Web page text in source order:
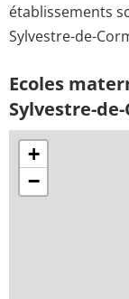
établissements
Sylvestre-de-
Ecoles
Sylvestre-
+
−